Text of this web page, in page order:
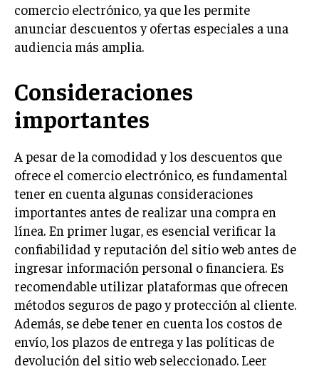
comercio electrónico, ya que les permite
anunciar descuentos y ofertas especiales a una
audiencia más amplia.
Consideraciones
importantes
A pesar de la comodidad y los descuentos que
ofrece el comercio electrónico, es fundamental
tener en cuenta algunas consideraciones
importantes antes de realizar una compra en
línea. En primer lugar, es esencial verificar la
confiabilidad y reputación del sitio web antes de
ingresar información personal o financiera. Es
recomendable utilizar plataformas que ofrecen
métodos seguros de pago y protección al cliente.
Además, se debe tener en cuenta los costos de
envío, los plazos de entrega y las políticas de
devolución del sitio web seleccionado. Leer